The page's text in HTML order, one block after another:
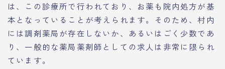
は、この診療所で行われており、お薬も院内処方が基
本となっていることが考えられます。そのため、村内
には調剤薬局が存在しないか、あるいはごく少数であ
り、一般的な薬局薬剤師としての求人は非常に限られ
ています。